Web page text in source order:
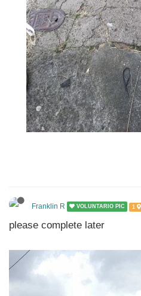
Franklin R VOLUNTARIO PIC 1
please complete later